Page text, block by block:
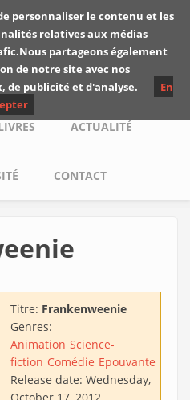
de
ACTUALITÉ
CONTACT
Titre: Frankenweenie
Genres:
Animation Science-
fiction Comédie Epouvante
Release date: Wednesday,
personnaliser le contenu et les
relatives aux médias
partageons également
de notre site avec nos
de publicité et d'analyse.
En